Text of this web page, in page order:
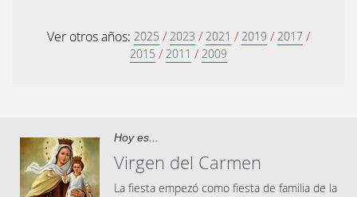
Ver otros años: 2025 / 2023 / 2021 / 2019 / 2017 /
2015 / 2011 / 2009
Hoy es...
Virgen del Carmen
La fiesta empezó como fiesta de familia de la